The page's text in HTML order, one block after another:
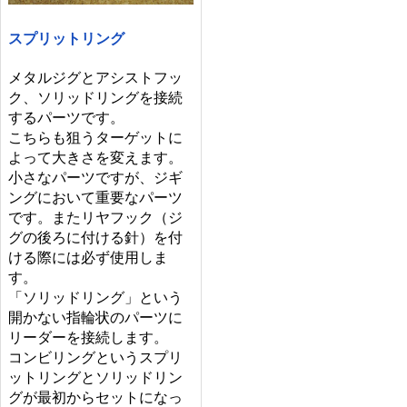
スプリットリング
メタルジグとアシストフッ
ク、ソリッドリングを接続
するパーツです。
こちらも狙うターゲットに
よって大きさを変えます。
小さなパーツですが、ジギ
ングにおいて重要なパーツ
です。またリヤフック（ジ
グの後ろに付ける針）を付
ける際には必ず使用しま
す。
「ソリッドリング」という
開かない指輪状のパーツに
リーダーを接続します。
コンビリングというスプリ
ットリングとソリッドリン
グが最初からセットになっ